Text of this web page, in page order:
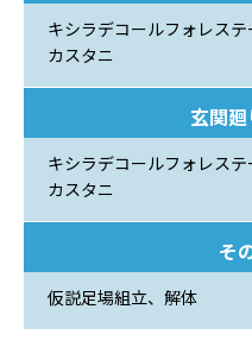
キシラデコールフォレステ
カスタニ
玄関
キシラデコールフォレステ
カスタニ
そ
仮説足場組立、解体